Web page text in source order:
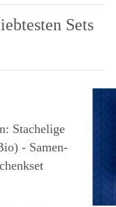
Sets